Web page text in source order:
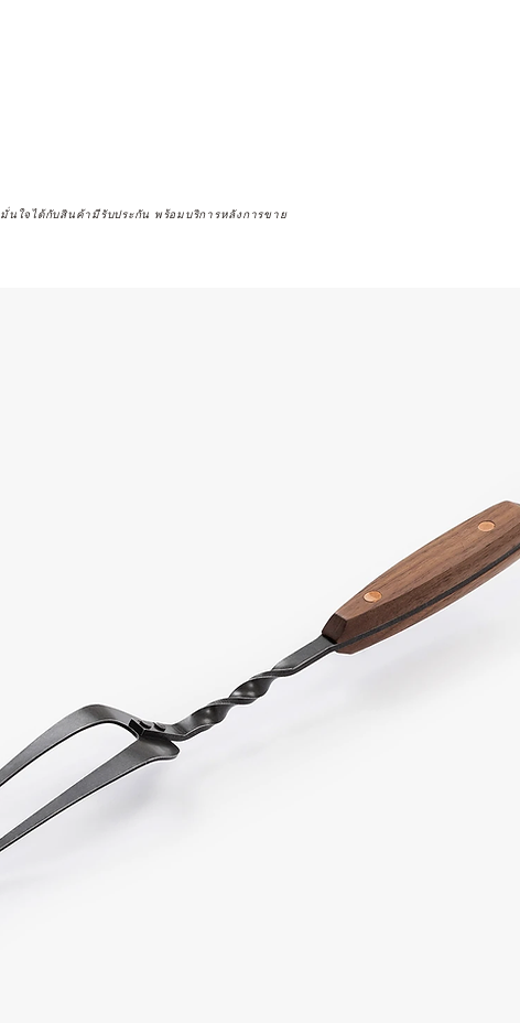
มั่นใจได้กับสินค้ามีรับประกัน พร้อมบริการหลังการขาย